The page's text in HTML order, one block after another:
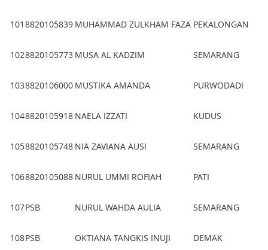
101 8820105839 MUHAMMAD ZULKHAM FAZA PEKALONGAN
1028820105773 MUSA AL KADZIM SEMARANG
1038820106000 MUSTIKA AMANDA PURWODADI
1048820105918 NAELA IZZATI KUDUS
1058820105748 NIA ZAVIANA AUSI SEMARANG
1068820105088 NURUL UMMI ROFIAH PATI
107PSB NURUL WAHDA AULIA SEMARANG
108PSB OKTIANA TANGKIS INUJI DEMAK